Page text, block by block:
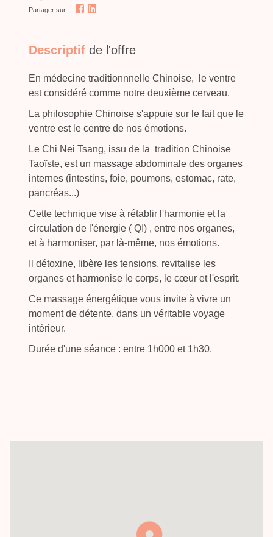
Partager sur
Descriptif de l'offre
En médecine traditionnnelle Chinoise, le ventre
est considéré comme notre deuxième cerveau.
La philosophie Chinoise s'appuie sur le fait que le
ventre est le centre de nos émotions.
Le Chi Nei Tsang, issu de la tradition Chinoise
Taoïste, est un massage abdominale des organes
internes (intestins, foie, poumons, estomac, rate,
pancréas...)
Cette technique vise à rétablir l'harmonie et la
circulation de l'énergie ( QI) , entre nos organes,
et à harmoniser, par là-même, nos émotions.
Il détoxine, libère les tensions, revitalise les
organes et harmonise le corps, le cœur et l'esprit.
Ce massage énergétique vous invite à vivre un
moment de détente, dans un véritable voyage
intérieur.
Durée d'une séance : entre 1h000 et 1h30.